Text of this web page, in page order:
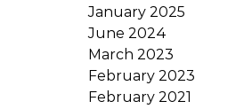
January 2025
June 2024
March 2023
February 2023
February 2021